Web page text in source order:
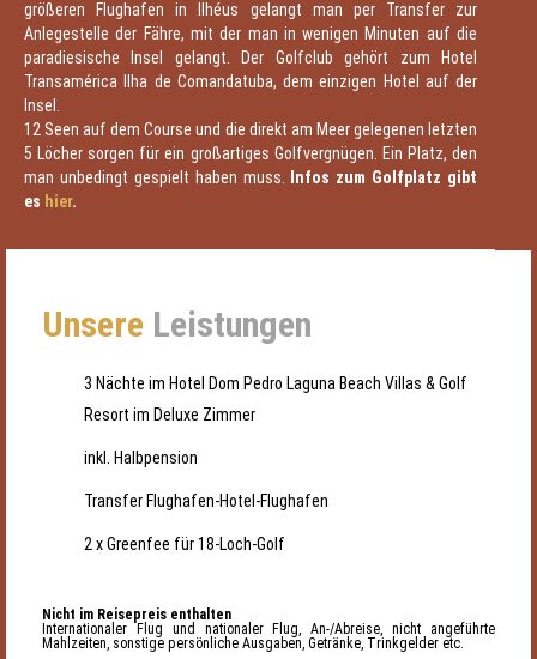
größeren Flughafen in Ilhéus gelangt man per Transfer zur
Anlegestelle der Fähre, mit der man in wenigen Minuten auf die
paradiesische Insel gelangt. Der Golfclub gehört zum Hotel
Transamérica Ilha de Comandatuba, dem einzigen Hotel auf der
Insel.
12 Seen auf dem Course und die direkt am Meer gelegenen letzten
5 Löcher sorgen für ein großartiges Golfvergnügen. Ein Platz, den
man unbedingt gespielt haben muss.
Infos zum Golfplatz gibt
es hier.
Unsere Leistungen
3 Nächte im Hotel Dom Pedro Laguna Beach Villas & Golf
Resort im Deluxe Zimmer
inkl. Halbpension
Transfer Flughafen-Hotel-Flughafen
2 x Greenfee für 18-Loch-Golf
Nicht im Reisepreis enthalten
Internationaler Flug und nationaler Flug, An-/Abreise, nicht angeführte
Mahlzeiten, sonstige persönliche Ausgaben, Getränke, Trinkgelder etc.